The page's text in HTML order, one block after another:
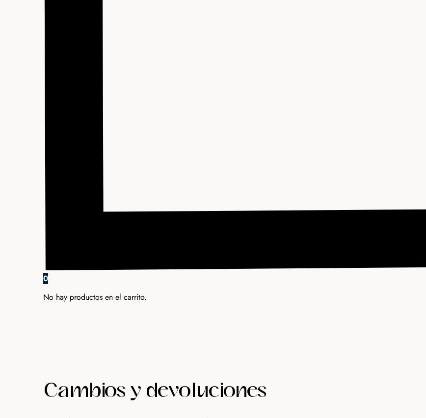
0
No hay productos en el carrito.
Cambios y devoluciones